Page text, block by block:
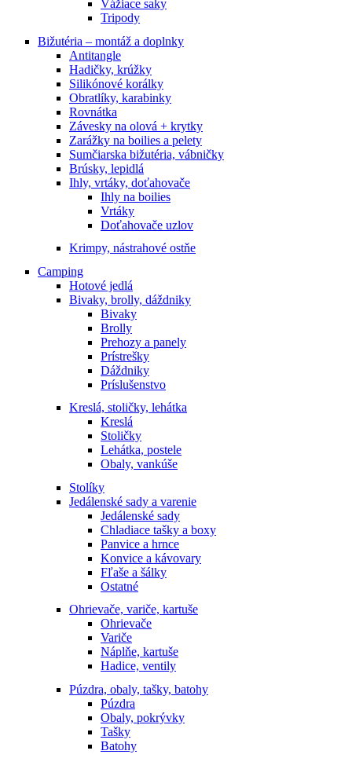
Vážiace saky
Tripody
Bižutéria – montáž a doplnky
Antitangle
Hadičky, krúžky
Silikónové korálky
Obratlíky, karabinky
Rovnátka
Závesky na olová + krytky
Zarážky na boilies a pelety
Sumčiarska bižutéria, vábničky
Brúsky, lepidlá
Ihly, vrtáky, doťahovače
Ihly na boilies
Vrtáky
Doťahovače uzlov
Krimpy, nástrahové ostňe
Camping
Hotové jedlá
Bivaky, brolly, dáždniky
Bivaky
Brolly
Prehozy a panely
Prístrešky
Dáždniky
Príslušenstvo
Kreslá, stoličky, lehátka
Kreslá
Stoličky
Lehátka, postele
Obaly, vankúše
Stolíky
Jedálenské sady a varenie
Jedálenské sady
Chladiace tašky a boxy
Panvice a hrnce
Konvice a kávovary
Fľaše a šálky
Ostatné
Ohrievače, variče, kartuše
Ohrievače
Variče
Náplňe, kartuše
Hadice, ventily
Púzdra, obaly, tašky, batohy
Púzdra
Obaly, pokrývky
Tašky
Batohy